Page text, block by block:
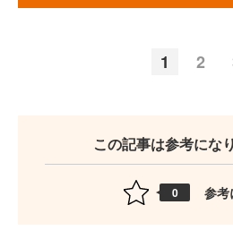
1 2
この記事は参考にな
0 参考